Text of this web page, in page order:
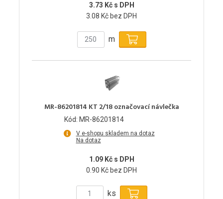
3.73 Kč s DPH
3.08 Kč bez DPH
m
MR-86201814 KT 2/18 označovací návlečka
Kód: MR-86201814
V e-shopu skladem na dotaz
Na dotaz
1.09 Kč s DPH
0.90 Kč bez DPH
ks